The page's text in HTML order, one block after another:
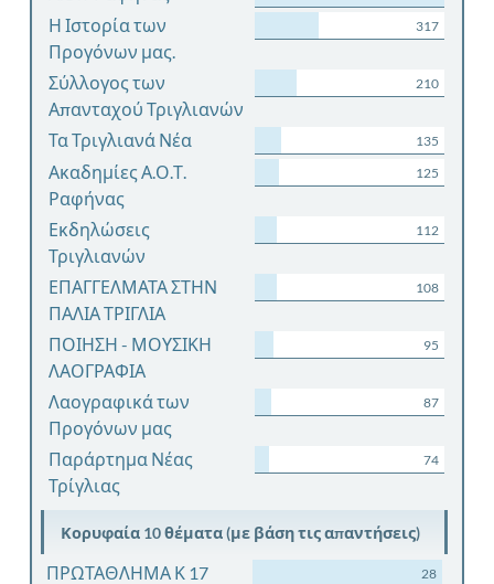
Η Ιστορία των
Προγόνων μας.
317
Σύλλογος των
Απανταχού Τριγλιανών
210
Τα Τριγλιανά Νέα 135
Ακαδημίες Α.Ο.Τ.
Ραφήνας
125
Εκδηλώσεις
Τριγλιανών
112
ΕΠΑΓΓΕΛΜΑΤΑ ΣΤΗΝ
ΠΑΛΙΑ ΤΡΙΓΛΙΑ
108
ΠΟΙΗΣΗ - ΜΟΥΣΙΚΗ
ΛΑΟΓΡΑΦΙΑ
95
Λαογραφικά των
Προγόνων μας
87
Παράρτημα Νέας
Τρίγλιας
74
Κορυφαία 10 θέματα (με βάση τις απαντήσεις)
ΠΡΩΤΑΘΛΗΜΑ Κ 17
28